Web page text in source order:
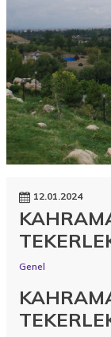
12.01.2024
Genel